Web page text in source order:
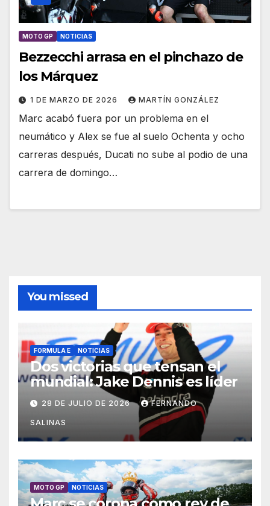
MOTO GP NOTICIAS
Bezzecchi arrasa en el pinchazo de
los Márquez
1 DE MARZO DE 2026 MARTÍN GONZÁLEZ
Marc acabó fuera por un problema en el
neumático y Alex se fue al suelo Ochenta y ocho
carreras después, Ducati no sube al podio de una
carrera de domingo…
You missed
FORMULA E NOTICIAS
Dos victorias que tensan el
mundial: Jake Dennis es líder
28 DE JULIO DE 2026 FERNANDO
SALINAS
MOTO GP NOTICIAS